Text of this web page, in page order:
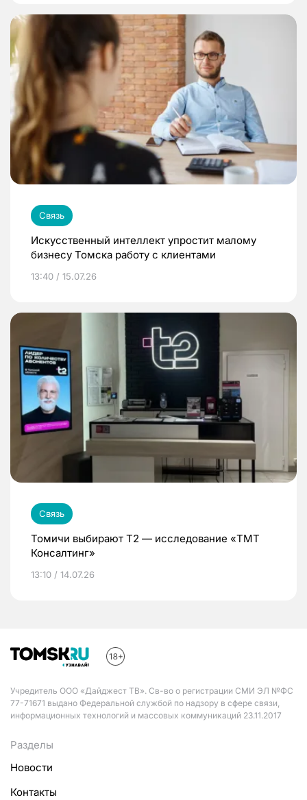
Связь
Искусственный интеллект упростит малому
бизнесу Томска работу с клиентами
13:40 / 15.07.26
Связь
Томичи выбирают Т2 — исследование «ТМТ
Консалтинг»
13:10 / 14.07.26
Учредитель ООО «Дайджест ТВ». Св-во о регистрации СМИ ЭЛ №ФС
77-71671 выдано Федеральной службой по надзору в сфере связи,
информационных технологий и массовых коммуникаций 23.11.2017
Разделы
Новости
Контакты